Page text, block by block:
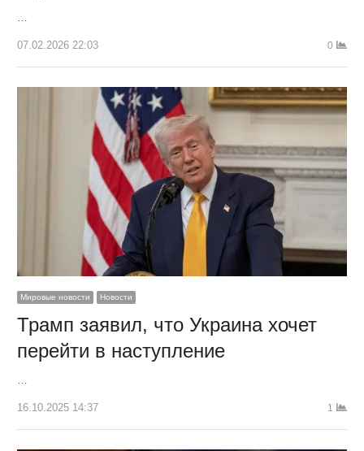
07.02.2026 22:03 0
Мировые новости Новости
Трамп заявил, что Украина хочет
перейти в наступление
16.10.2025 14:37 1